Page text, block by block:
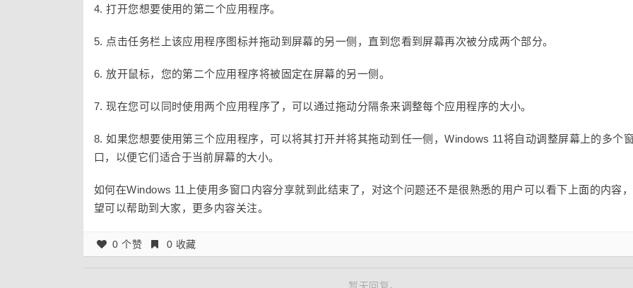
4. 打开您想要使用的第二个应用程序。
5. 点击任务栏上该应用程序图标并拖动到屏幕的另一侧，直到您看到屏幕再次被分成两个部分。
6. 放开鼠标，您的第二个应用程序将被固定在屏幕的另一侧。
7. 现在您可以同时使用两个应用程序了，可以通过拖动分隔条来调整每个应用程序的大小。
8. 如果您想要使用第三个应用程序，可以将其打开并将其拖动到任一侧，Windows 11将自动调整屏幕上的多个
口，以便它们适合于当前屏幕的大小。
如何在Windows 11上使用多窗口内容分享就到此结束了，对这个问题还不是很熟悉的用户可以看下上面的内容
望可以帮助到大家，更多内容关注。
0 个赞 0 收藏